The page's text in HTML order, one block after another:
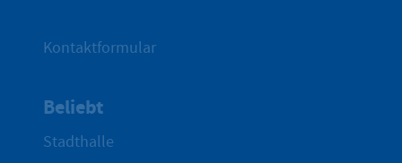
Kontaktformular
Beliebt
Stadthalle